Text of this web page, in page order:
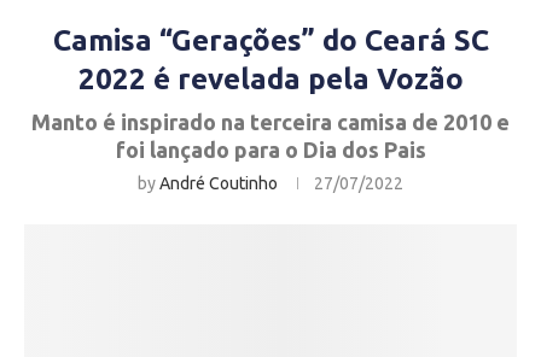
Camisa “Gerações” do Ceará SC
2022 é revelada pela Vozão
Manto é inspirado na terceira camisa de 2010 e
foi lançado para o Dia dos Pais
byAndré Coutinho 27/07/2022